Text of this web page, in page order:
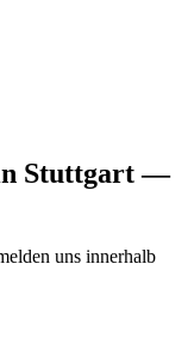
Stuttgart —
uns innerhalb